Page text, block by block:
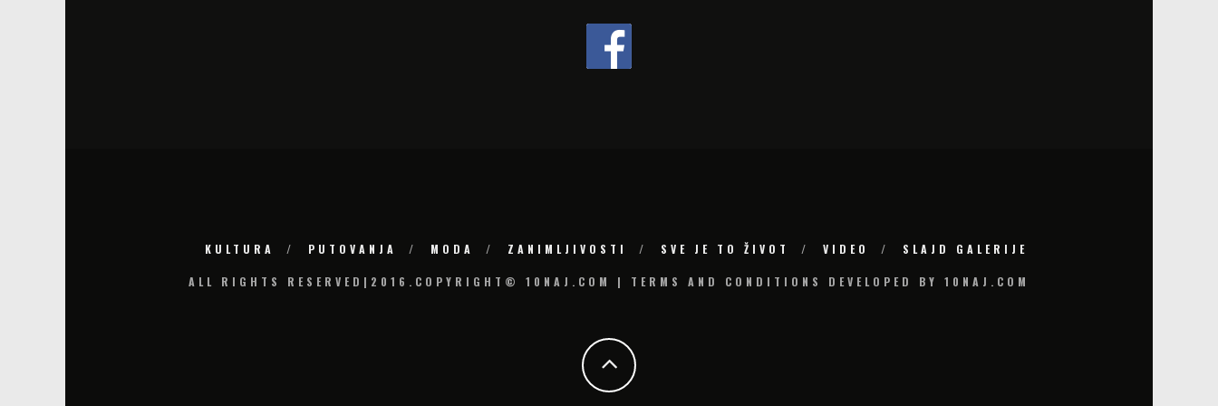
KULTURA PUTOVANJA MODA ZANIMLJIVOSTI SVE JE TO ŽIVOT VIDEO SLAJD GALERIJE
ALL RIGHTS RESERVED|2016.COPYRIGHT© 10NAJ.COM | TERMS AND CONDITIONS DEVELOPED BY 10NAJ.COM